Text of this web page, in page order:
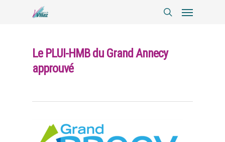
Le PLUI-HMB du Grand Annecy
approuvé